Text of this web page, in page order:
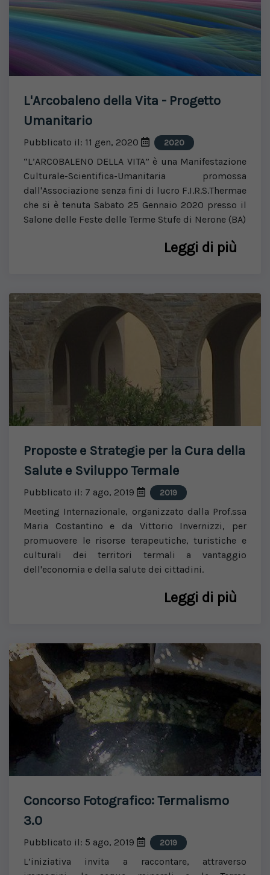
L'Arcobaleno della Vita - Progetto
Umanitario
Pubblicato il: 11 gen, 2020 2020
“L’ARCOBALENO DELLA VITA” è una Manifestazione
Culturale-Scientifica-Umanitaria promossa
dall'Associazione senza fini di lucro F.I.R.S.Thermae
che si è tenuta Sabato 25 Gennaio 2020 presso il
Salone delle Feste delle Terme Stufe di Nerone (BA)
Leggi di più
Proposte e Strategie per la Cura della
Salute e Sviluppo Termale
Pubblicato il: 7 ago, 2019 2019
Meeting Internazionale, organizzato dalla Prof.ssa
Maria Costantino e da Vittorio Invernizzi, per
promuovere le risorse terapeutiche, turistiche e
culturali dei territori termali a vantaggio
dell'economia e della salute dei cittadini.
Leggi di più
Concorso Fotografico: Termalismo
3.0
Pubblicato il: 5 ago, 2019 2019
L’iniziativa invita a raccontare, attraverso